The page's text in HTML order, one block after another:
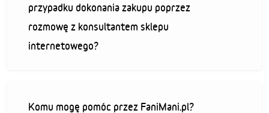
przypadku dokonania zakupu poprzez
rozmowę z konsultantem sklepu
internetowego?
Komu mogę pomóc przez FaniMani.pl?